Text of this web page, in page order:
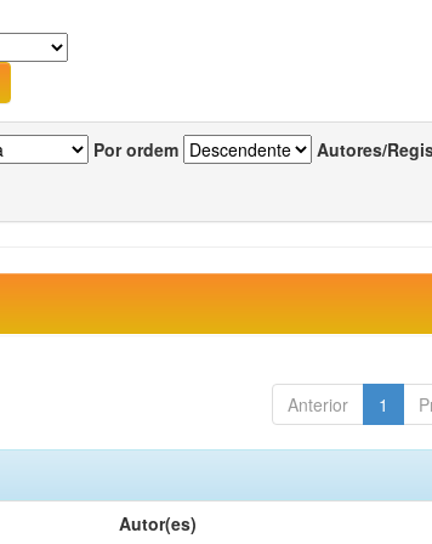
Por ordem Autores/
Anterior 1
Autor(es)